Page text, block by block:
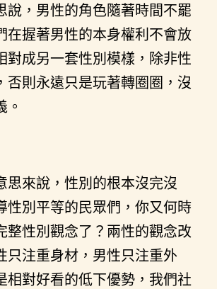
說，男性的角色隨著時間不罷
在握著男性的本身權利不會放
對成另一套性別模樣，除非性
否則永遠只是玩著轉圈圈，沒
。
思來說，性別的根本沒完沒
性別平等的民眾們，你又何時
整性別觀念了？兩性的觀念改
只注重身材，男性只注重外
相對好看的低下優勢，我們社